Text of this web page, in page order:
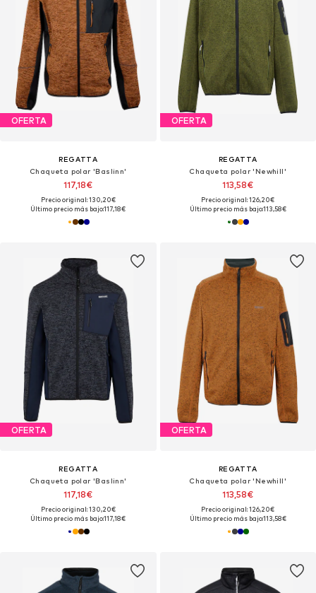
OFERTA
REGATTA
Chaqueta polar 'Baslinn'
117,18€
Precio original: 130,20€
Último precio más bajo:117,18€
OFERTA
REGATTA
Chaqueta polar 'Newhill'
113,58€
Precio original: 126,20€
Último precio más bajo:113,58€
OFERTA
REGATTA
Chaqueta polar 'Baslinn'
117,18€
Precio original: 130,20€
Último precio más bajo:117,18€
OFERTA
REGATTA
Chaqueta polar 'Newhill'
113,58€
Precio original: 126,20€
Último precio más bajo:113,58€